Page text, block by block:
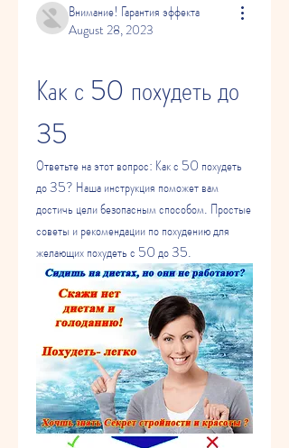
Внимание! Гарантия эффекта
August 28, 2023
Как с 50 похудеть до
35
Ответьте на этот вопрос: Как с 50 похудеть
до 35? Наша инструкция поможет вам
достичь цели безопасным способом. Простые
советы и рекомендации по похудению для
желающих похудеть с 50 до 35.